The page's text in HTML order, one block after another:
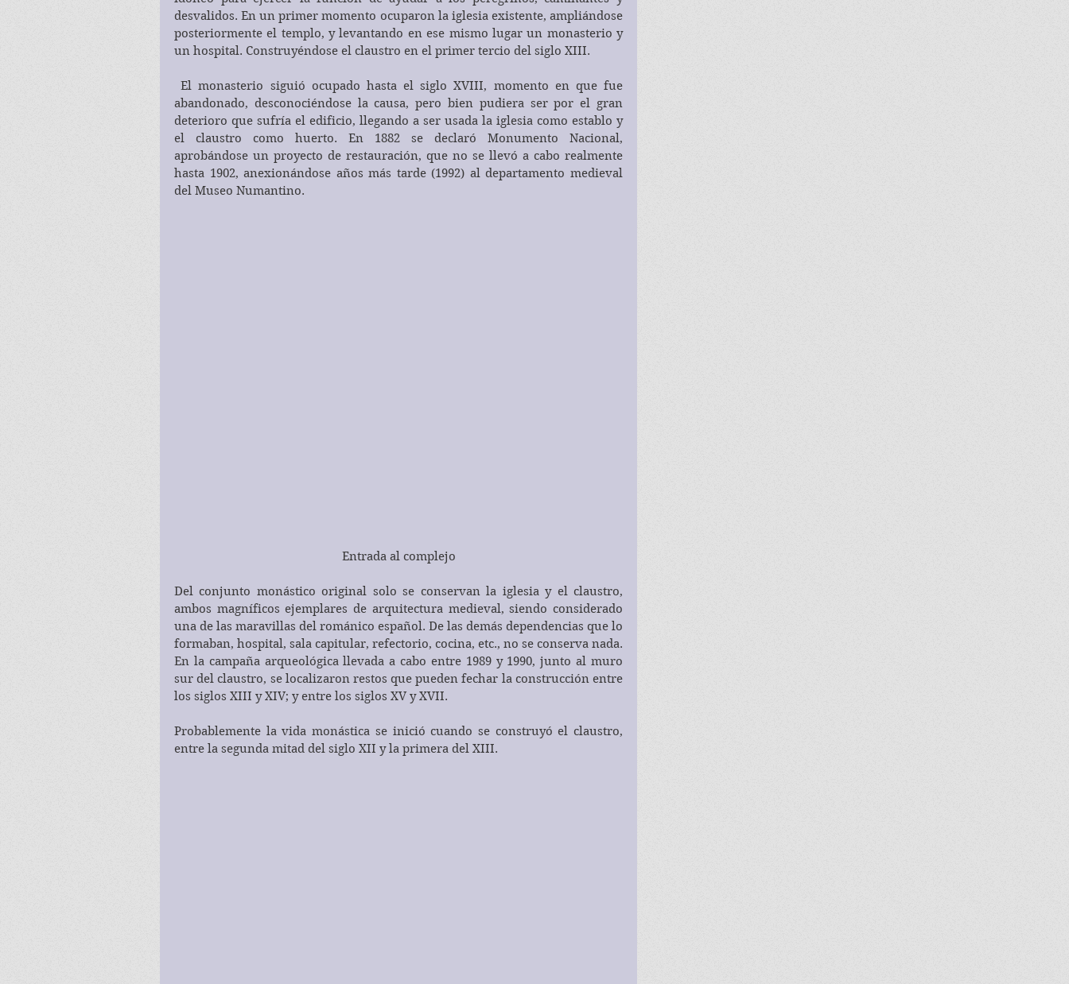
desvalidos. En un primer momento ocuparon la iglesia existente, ampliándose
posteriormente el templo, y levantando en ese mismo lugar un monasterio y
un hospital. Construyéndose el claustro en el primer tercio del siglo XIII.
El monasterio siguió ocupado hasta el siglo XVIII, momento en que fue
abandonado, desconociéndose la causa, pero bien pudiera ser por el gran
deterioro que sufría el edificio, llegando a ser usada la iglesia como establo y
el claustro como huerto. En 1882 se declaró Monumento Nacional,
aprobándose un proyecto de restauración, que no se llevó a cabo realmente
hasta 1902, anexionándose años más tarde (1992) al departamento medieval
del Museo Numantino.
Entrada al complejo
Del conjunto monástico original solo se conservan la iglesia y el claustro,
ambos magníficos ejemplares de arquitectura medieval, siendo considerado
una de las maravillas del románico español. De las demás dependencias que lo
formaban, hospital, sala capitular, refectorio, cocina, etc., no se conserva nada.
En la campaña arqueológica llevada a cabo entre 1989 y 1990, junto al muro
sur del claustro, se localizaron restos que pueden fechar la construcción entre
los siglos XIII y XIV; y entre los siglos XV y XVII.
Probablemente la vida monástica se inició cuando se construyó el claustro,
entre la segunda mitad del siglo XII y la primera del XIII.